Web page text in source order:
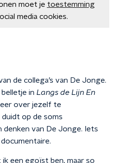
moet je toestemming
media cookies.
de collega’s van De Jonge.
in Langs de Lijn En
over jezelf te
op de soms
denken van De Jonge. Iets
een egoïst ben, maar so